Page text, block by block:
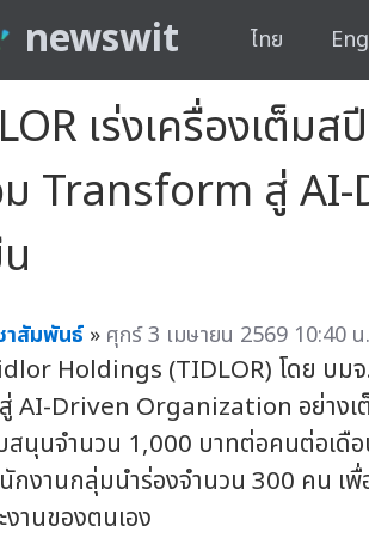
newswit ไทย
เร่งเครื่องเต็ม
Transform สู่ AI-
าสัมพันธ์ » ศุกร์ 3 เมษายน 2569 10:40 น.
Holdings (TIDLOR) โดย บม
AI-Driven Organization อย่างเ
สนุนจำนวน 1,000 บาทต่อคนต่อเดื
งานกลุ่มนำร่องจำนวน 300 คน เพื่
านของตนเอง